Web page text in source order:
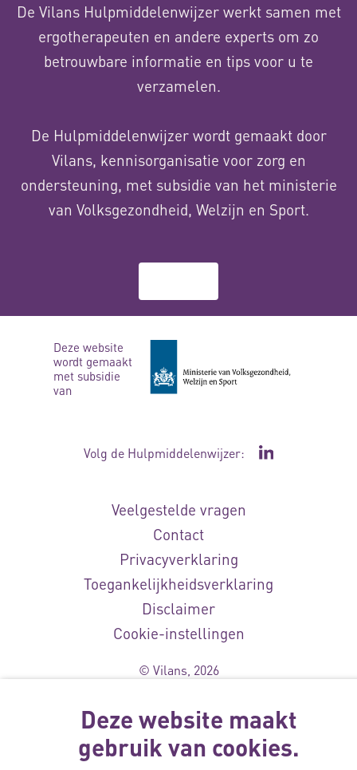
De Vilans Hulpmiddelenwijzer werkt samen met
ergotherapeuten en andere experts om zo
betrouwbare informatie en tips voor u te
verzamelen.
De Hulpmiddelenwijzer wordt gemaakt door
Vilans, kennisorganisatie voor zorg en
ondersteuning, met subsidie van het ministerie
van Volksgezondheid, Welzijn en Sport.
Deze website
wordt gemaakt
met subsidie
van
Volg de Hulpmiddelenwijzer: Ga naar de
Veelgestelde vragen
Contact
Privacyverklaring
Toegankelijkheidsverklaring
Disclaimer
Cookie-instellingen
© Vilans, 2026
Deze website maakt
gebruik van cookies.